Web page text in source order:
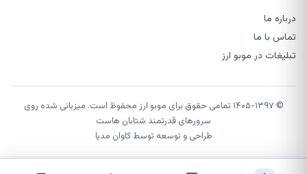
درباره ما
تماس با ما
تبلیغات در موبو ارز
© ۱۴۰۵-۱۳۹۷ تمامی حقوق برای موبو ارز محفوظ است. میزبانی شده روی
سرورهای قدرتمند شتابان هاست
طراحی و توسعه توسطکاوان مدیا